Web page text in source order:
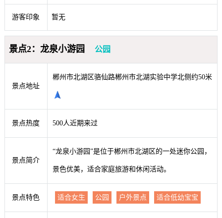
游客印象 暂无
景点2：龙泉小游园 公园
景点地址
郴州市北湖区骆仙路郴州市北湖实验中学北侧约50米
景点热度 500人近期来过
景点简介
“龙泉小游园”是位于郴州市北湖区的一处迷你公园，
景色优美，适合家庭旅游和休闲活动。
景点特色 适合女生 公园 户外景点 适合低幼宝宝